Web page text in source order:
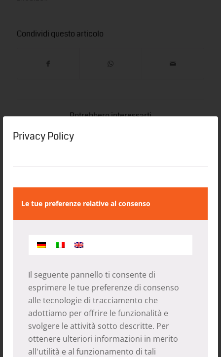
Privacy Policy
Le tue preferenze relative al consenso
Il seguente pannello ti consente di
esprimere le tue preferenze di consenso
alle tecnologie di tracciamento che
adottiamo per offrire le funzionalità e
svolgere le attività sotto descritte. Per
ottenere ulteriori informazioni in merito
all'utilità e al funzionamento di tali
Condividi questo articolo
Potrebbero interessarti